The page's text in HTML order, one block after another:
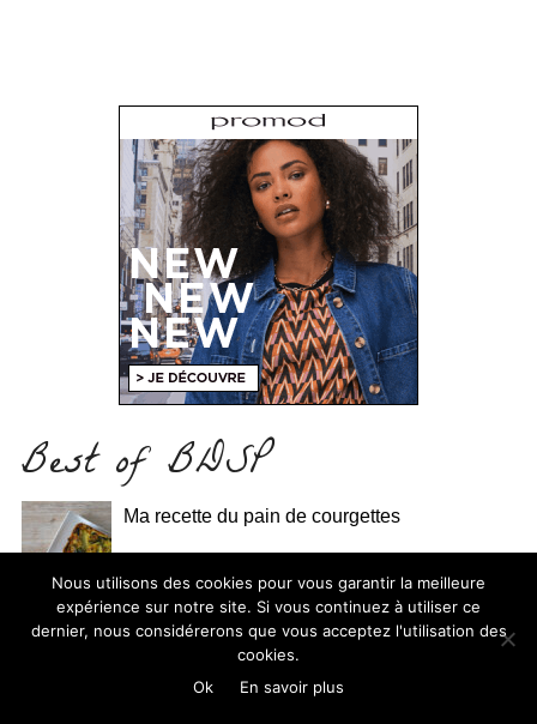
Best of BDSP
Ma recette du pain de courgettes
J’ai recouru au déo Respire (et cette fois, il a
Nous utilisons des cookies pour vous garantir la meilleure
expérience sur notre site. Si vous continuez à utiliser ce
dernier, nous considérerons que vous acceptez l'utilisation des
cookies.
Ok
En savoir plus